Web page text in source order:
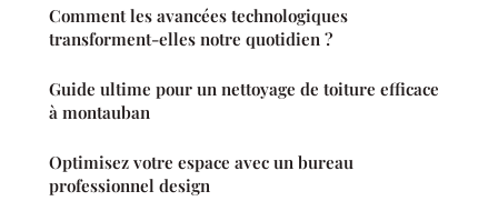
Comment les avancées technologiques
transforment-elles notre quotidien ?
Guide ultime pour un nettoyage de toiture efficace
à montauban
Optimisez votre espace avec un bureau
professionnel design